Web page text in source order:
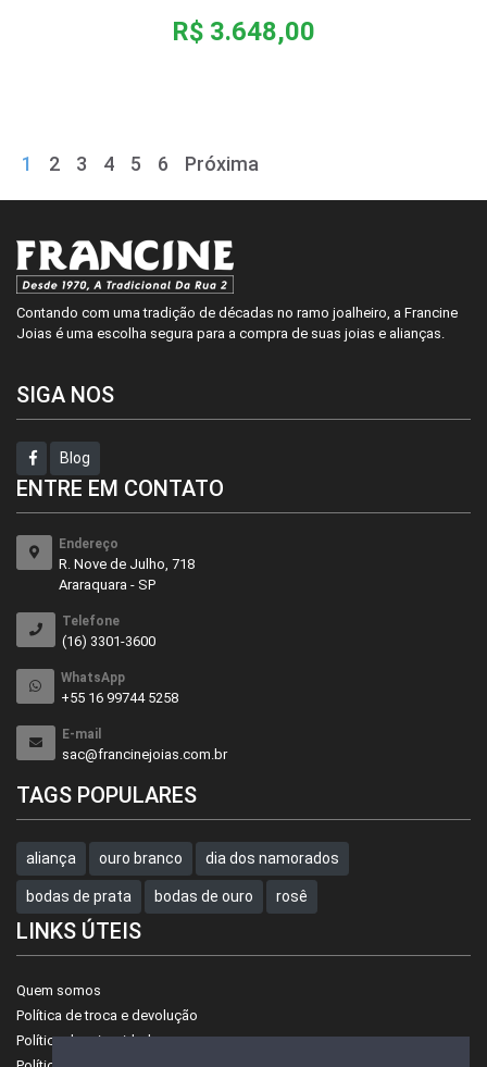
R$ 3.648,00
1 2 3 4 5 6 Próxima
Contando com uma tradição de décadas no ramo joalheiro, a Francine
Joias é uma escolha segura para a compra de suas joias e alianças.
SIGA NOS
Blog
ENTRE EM CONTATO
Endereço
R. Nove de Julho, 718
Araraquara - SP
Telefone
(16) 3301-3600
WhatsApp
+55 16 99744 5258
E-mail
sac@francinejoias.com.br
TAGS POPULARES
aliança ouro branco dia dos namorados
bodas de prata bodas de ouro rosê
LINKS ÚTEIS
Quem somos
Política de troca e devolução
Política de privacidade